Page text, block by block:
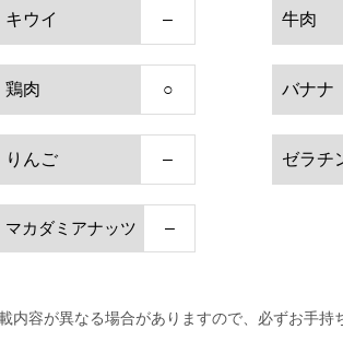
キウイ – 牛肉
鶏肉 ○ バナナ
りんご – ゼラチ
マカダミアナッツ –
容が異なる場合がありますので、必ずお手持